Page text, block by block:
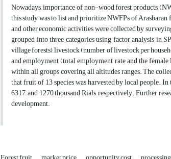
Nowadays, importance of non-wood forest products
this study was to list and prioritize NWFPs of Arasbaran
and other economic activities were collected by
grouped into three categories using factor analysis in
village forests), livestock (number of livestock per
and employment (total employment rate and the
within all groups covering all altitudes ranges. The
that fruit of 13 species was harvested by local people.
6317, and 1270 thousand Rials, respectively. Further
development.